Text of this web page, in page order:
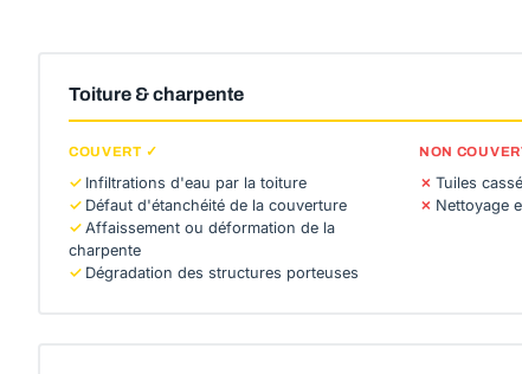
Toiture & charpente
COUVERT ✓
Infiltrations d'eau par la toiture
Défaut d'étanchéité de la couverture
Affaissement ou déformation de la
charpente
Dégradation des structures porteuses
NON
Tuiles
Nettoyage